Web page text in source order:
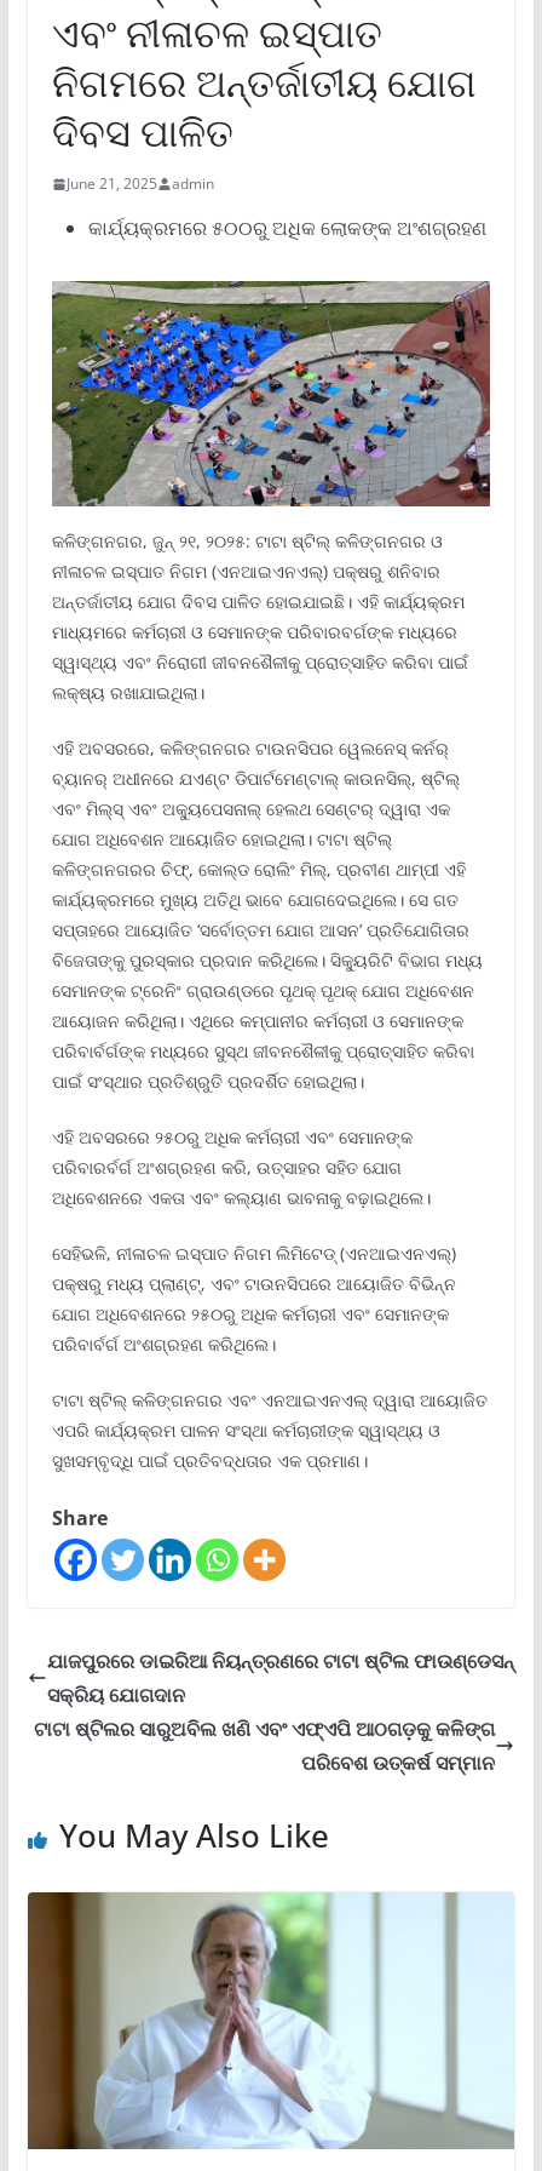
ଏବଂ ନୀଳାଚଳ ଇସ୍ପାତ
ନିଗମରେ ଅନ୍ତର୍ଜାତୀୟ ଯୋଗ
ଦିବସ ପାଳିତ
June 21, 2025 admin
କାର୍ଯ୍ୟକ୍ରମରେ ୫୦୦ରୁ ଅଧିକ ଲୋକଙ୍କ ଅଂଶଗ୍ରହଣ
କଳିଙ୍ଗନଗର, ଜୁନ୍ ୨୧, ୨୦୨୫: ଟାଟା ଷ୍ଟିଲ୍ କଳିଙ୍ଗନଗର ଓ
ନୀଳାଚଳ ଇସ୍ପାତ ନିଗମ (ଏନଆଇଏନଏଲ୍‌) ପକ୍ଷରୁ ଶନିବାର
ଅନ୍ତର୍ଜାତୀୟ ଯୋଗ ଦିବସ ପାଳିତ ହୋଇଯାଇଛି। ଏହି କାର୍ଯ୍ୟକ୍ରମ
ମାଧ୍ୟମରେ କର୍ମଚାରୀ ଓ ସେମାନଙ୍କ ପରିବାରବର୍ଗଙ୍କ ମଧ୍ୟରେ
ସ୍ୱାସ୍ଥ୍ୟ ଏବଂ ନିରୋଗୀ ଜୀବନଶୈଳୀକୁ ପ୍ରୋତ୍ସାହିତ କରିବା ପାଇଁ
ଲକ୍ଷ୍ୟ ରଖାଯାଇଥିଲା।
ଏହି ଅବସରରେ, କଳିଙ୍ଗନଗର ଟାଉନସିପର ୱେଲନେସ୍ କର୍ନର୍
ବ୍ୟାନର୍ ଅଧୀନରେ ଯଏଣ୍ଟ ଡିପାର୍ଟମେଣ୍ଟାଲ୍ କାଉନସିଲ୍‌, ଷ୍ଟିଲ୍
ଏବଂ ମିଲ୍ସ୍ ଏବଂ ଅକ୍ୟୁପେସନାଲ୍ ହେଲଥ ସେଣ୍ଟର୍ ଦ୍ୱାରା ଏକ
ଯୋଗ ଅଧିବେଶନ ଆୟୋଜିତ ହୋଇଥିଲା। ଟାଟା ଷ୍ଟିଲ୍
କଳିଙ୍ଗନଗରର ଚିଫ୍‌, କୋଲ୍ଡ ରୋଲିଂ ମିଲ୍‌, ପ୍ରବୀଣ ଥାମ୍ପୀ ଏହି
କାର୍ଯ୍ୟକ୍ରମରେ ମୁଖ୍ୟ ଅତିଥି ଭାବେ ଯୋଗଦେଇଥିଲେ। ସେ ଗତ
ସପ୍ତାହରେ ଆୟୋଜିତ ‘ସର୍ବୋତ୍ତମ ଯୋଗ ଆସନ’ ପ୍ରତିଯୋଗିତାର
ବିଜେତାଙ୍କୁ ପୁରସ୍କାର ପ୍ରଦାନ କରିଥିଲେ। ସିକ୍ୟୁରିଟି ବିଭାଗ ମଧ୍ୟ
ସେମାନଙ୍କ ଟ୍ରେନିଂ ଗ୍ରାଉଣ୍ଡରେ ପୃଥକ୍ ପୃଥକ୍ ଯୋଗ ଅଧିବେଶନ
ଆୟୋଜନ କରିଥିଲା। ଏଥିରେ କମ୍ପାନୀର କର୍ମଚାରୀ ଓ ସେମାନଙ୍କ
ପରିବାର୍ବର୍ଗଙ୍କ ମଧ୍ୟରେ ସୁସ୍ଥ ଜୀବନଶୈଳୀକୁ ପ୍ରୋତ୍ସାହିତ କରିବା
ପାଇଁ ସଂସ୍ଥାର ପ୍ରତିଶ୍ରୁତି ପ୍ରଦର୍ଶିତ ହୋଇଥିଲା।
ଏହି ଅବସରରେ ୨୫୦ରୁ ଅଧିକ କର୍ମଚାରୀ ଏବଂ ସେମାନଙ୍କ
ପରିବାରର୍ବର୍ଗ ଅଂଶଗ୍ରହଣ କରି, ଉତ୍ସାହର ସହିତ ଯୋଗ
ଅଧିବେଶନରେ ଏକତା ଏବଂ କଲ୍ୟାଣ ଭାବନାକୁ ବଢ଼ାଇଥିଲେ।
ସେହିଭଳି, ନୀଳାଚଳ ଇସ୍ପାତ ନିଗମ ଲିମିଟେଡ୍ (ଏନଆଇଏନଏଲ୍‌)
ପକ୍ଷରୁ ମଧ୍ୟ ପ୍ଲାଣ୍ଟ୍‌, ଏବଂ ଟାଉନସିପରେ ଆୟୋଜିତ ବିଭିନ୍ନ
ଯୋଗ ଅଧିବେଶନରେ ୨୫୦ରୁ ଅଧିକ କର୍ମଚାରୀ ଏବଂ ସେମାନଙ୍କ
ପରିବାର୍ବର୍ଗ ଅଂଶଗ୍ରହଣ କରିଥିଲେ।
ଟାଟା ଷ୍ଟିଲ୍ କଳିଙ୍ଗନଗର ଏବଂ ଏନଆଇଏନଏଲ୍ ଦ୍ୱାରା ଆୟୋଜିତ
ଏପରି କାର୍ଯ୍ୟକ୍ରମ ପାଳନ ସଂସ୍ଥା କର୍ମଚାରୀଙ୍କ ସ୍ୱାସ୍ଥ୍ୟ ଓ
ସୁଖସମ୍ବୃଦ୍ଧି ପାଇଁ ପ୍ରତିବଦ୍ଧତାର ଏକ ପ୍ରମାଣ।
Share
ଯାଜପୁରରେ ଡାଇରିଆ ନିୟନ୍ତ୍ରଣରେ ଟାଟା ଷ୍ଟିଲ ଫାଉଣ୍ଡେସନ୍
ସକ୍ରିୟ ଯୋଗଦାନ
ଟାଟା ଷ୍ଟିଲର ସାରୁଅବିଲ ଖଣି ଏବଂ ଏଫ୍‌ଏପି ଆଠଗଡ଼କୁ କଳିଙ୍ଗ
ପରିବେଶ ଉତ୍କର୍ଷ ସମ୍ମାନ
You May Also Like